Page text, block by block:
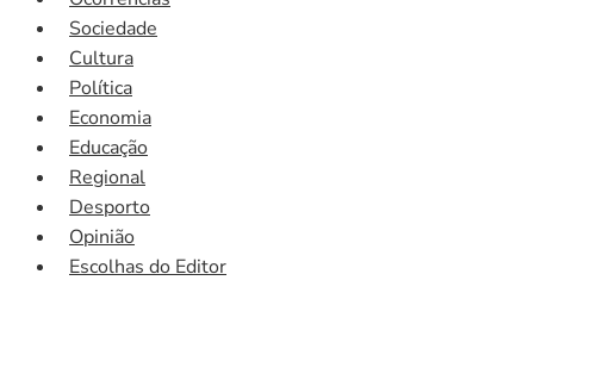
Sociedade
Cultura
Política
Economia
Educação
Regional
Desporto
Opinião
Escolhas do Editor